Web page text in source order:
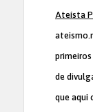
Ateísta
de
que aqui